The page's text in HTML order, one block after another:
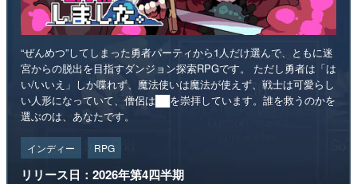
“ぜんめつ”してしまった勇者パーティから1人だけ選んで、ともに迷
宮からの脱出を目指すダンジョン探索RPGです。 ただし勇者は「は
い/いいえ」しか喋れず、魔法使いは魔法が使えず、戦士は可愛らし
い人形になっていて、僧侶は██を崇拝しています。誰を救うのかを
選ぶのは、あなたです。
インディー RPG
リリース日：2026年第4四半期